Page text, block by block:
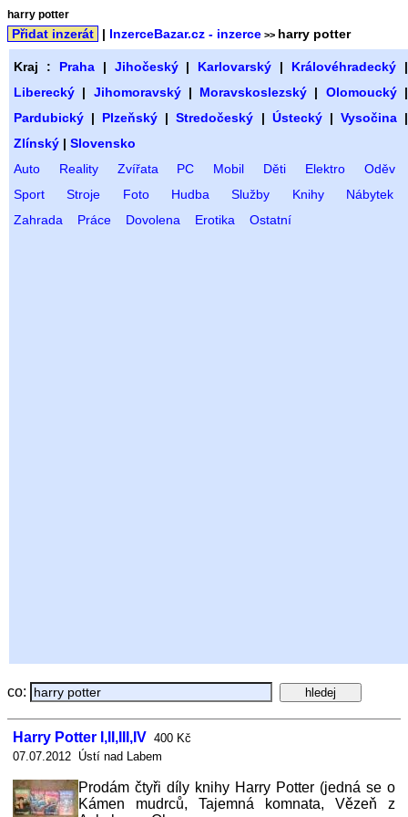
harry potter
Přidat inzerát | InzerceBazar.cz - inzerce >> harry potter
Kraj : Praha| Jihočeský| Karlovarský | Královéhradecký |
Liberecký | Jihomoravský| Moravskoslezský | Olomoucký|
Pardubický | Plzeňský |Stredočeský | Ústecký| Vysočina|
Zlínský | Slovensko
Auto
Reality Zvířata PC Mobil Děti Elektro
Oděv
Sport
Stroje Foto Hudba Služby Knihy
Nábytek
Zahrada
Práce Dovolena Erotika Ostatní
co:
Harry Potter I,II,III,IV 400 Kč
07.07.2012 Ústí nad Labem
Prodám čtyři díly knihy Harry Potter (jedná se o
Kámen mudrců, Tajemná komnata, Vězeň z